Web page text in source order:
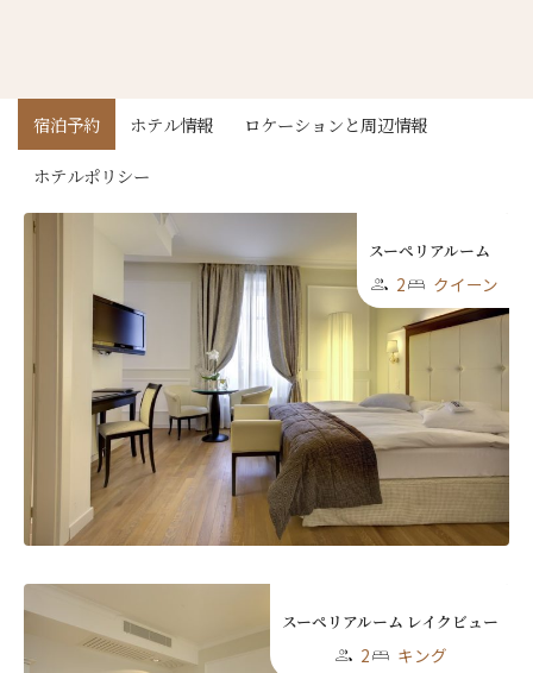
宿泊予約 ホテル情報 ロケーションと周辺情報
ホテルポリシー
スーペリアルーム
2 クイーン
スーペリアルーム レイクビュー
2 キング